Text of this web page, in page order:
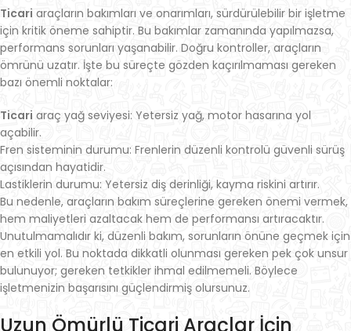
Ticari araçların bakımları ve onarımları, sürdürülebilir bir işletme
için kritik öneme sahiptir. Bu bakımlar zamanında yapılmazsa,
performans sorunları yaşanabilir. Doğru kontroller, araçların
ömrünü uzatır. İşte bu süreçte gözden kaçırılmaması gereken
bazı önemli noktalar:
Ticari araç yağ seviyesi: Yetersiz yağ, motor hasarına yol
açabilir.
Fren sisteminin durumu: Frenlerin düzenli kontrolü güvenli sürüş
açısından hayatidir.
Lastiklerin durumu: Yetersiz diş derinliği, kayma riskini artırır.
Bu nedenle, araçların bakım süreçlerine gereken önemi vermek,
hem maliyetleri azaltacak hem de performansı artıracaktır.
Unutulmamalıdır ki, düzenli bakım, sorunların önüne geçmek için
en etkili yol. Bu noktada dikkatli olunması gereken pek çok unsur
bulunuyor; gereken tetkikler ihmal edilmemeli. Böylece
işletmenizin başarısını güçlendirmiş olursunuz.
Uzun Ömürlü Ticari Araçlar İçin